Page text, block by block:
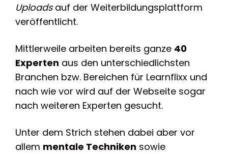
Uploadsauf der Weiterbildungsplattform
veröffentlicht.
Mittlerweile arbeiten bereits ganze 40
Experten aus den unterschiedlichsten
Branchen bzw. Bereichen für Learnflixx und
nach wie vor wird auf der Webseite sogar
nach weiteren Experten gesucht.
Unter dem Strich stehen dabei aber vor
allem mentale Techniken sowie